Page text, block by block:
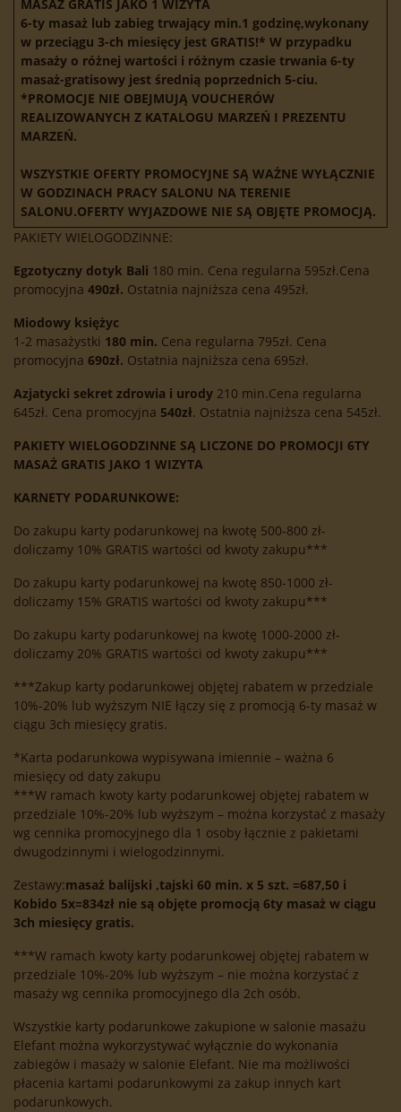
MASAŻ GRATIS JAKO 1 WIZYTA
6-ty masaż lub zabieg trwający min.1 godzinę,wykonany
w przeciągu 3-ch miesięcy jest GRATIS!* W przypadku
masaży o różnej wartości i różnym czasie trwania 6-ty
masaż-gratisowy jest średnią poprzednich 5-ciu.
*PROMOCJE NIE OBEJMUJĄ VOUCHERÓW
REALIZOWANYCH Z KATALOGU MARZEŃ I PREZENTU
MARZEŃ.
WSZYSTKIE OFERTY PROMOCYJNE SĄ WAŻNE WYŁĄCZNIE
W GODZINACH PRACY SALONU NA TERENIE
SALONU.OFERTY WYJAZDOWE NIE SĄ OBJĘTE PROMOCJĄ.
PAKIETY WIELOGODZINNE:
Egzotyczny dotyk Bali 180 min. Cena regularna 595zł.Cena
promocyjna 490zł. Ostatnia najniższa cena 495zł.
Miodowy księżyc
1-2 masażystki 180 min. Cena regularna 795zł. Cena
promocyjna 690zł. Ostatnia najniższa cena 695zł.
Azjatycki sekret zdrowia i urody 210 min.Cena regularna
645zł. Cena promocyjna 540zł. Ostatnia najniższa cena 545zł.
PAKIETY WIELOGODZINNE SĄ LICZONE DO PROMOCJI 6TY
MASAŻ GRATIS JAKO 1 WIZYTA
KARNETY PODARUNKOWE:
Do zakupu karty podarunkowej na kwotę 500-800 zł-
doliczamy 10% GRATIS wartości od kwoty zakupu***
Do zakupu karty podarunkowej na kwotę 850-1000 zł-
doliczamy 15% GRATIS wartości od kwoty zakupu***
Do zakupu karty podarunkowej na kwotę 1000-2000 zł-
doliczamy 20% GRATIS wartości od kwoty zakupu***
***Zakup karty podarunkowej objętej rabatem w przedziale
10%-20% lub wyższym NIE łączy się z promocją 6-ty masaż w
ciągu 3ch miesięcy gratis.
*Karta podarunkowa wypisywana imiennie – ważna 6
miesięcy od daty zakupu
***W ramach kwoty karty podarunkowej objętej rabatem w
przedziale 10%-20% lub wyższym – można korzystać z masaży
wg cennika promocyjnego dla 1 osoby łącznie z pakietami
dwugodzinnymi i wielogodzinnymi.
Zestawy:masaż balijski ,tajski 60 min. x 5 szt. =687,50 i
Kobido 5x=834zł nie są objęte promocją 6ty masaż w ciągu
3ch miesięcy gratis.
***W ramach kwoty karty podarunkowej objętej rabatem w
przedziale 10%-20% lub wyższym – nie można korzystać z
masaży wg cennika promocyjnego dla 2ch osób.
Wszystkie karty podarunkowe zakupione w salonie masażu
Elefant można wykorzystywać wyłącznie do wykonania
zabiegów i masaży w salonie Elefant. Nie ma możliwości
płacenia kartami podarunkowymi za zakup innych kart
podarunkowych.